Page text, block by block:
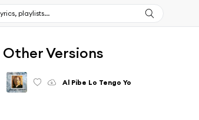
Other Versions
Al Pibe Lo Tengo Yo